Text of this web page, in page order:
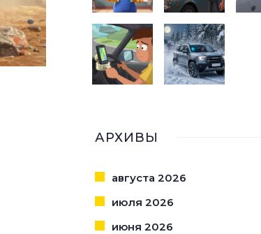
АРХИВЫ
августа 2026
июля 2026
июня 2026